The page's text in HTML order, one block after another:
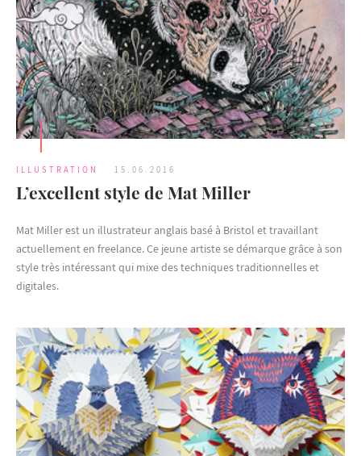
ILLUSTRATION 15.06.2016
L’excellent style de Mat Miller
Mat Miller est un illustrateur anglais basé à Bristol et travaillant
actuellement en freelance. Ce jeune artiste se démarque grâce à son
style très intéressant qui mixe des techniques traditionnelles et
digitales.